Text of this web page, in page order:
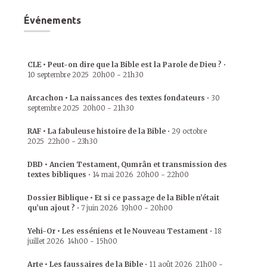
Événements
CLE • Peut-on dire que la Bible est la Parole de Dieu ? •
10 septembre 2025 20h00 - 21h30
Arcachon • La naissances des textes fondateurs • 30
septembre 2025 20h00 - 21h30
RAF • La fabuleuse histoire de la Bible • 29 octobre
2025 22h00 - 23h30
DBD • Ancien Testament, Qumrân et transmission des
textes bibliques • 14 mai 2026 20h00 - 22h00
Dossier Biblique • Et si ce passage de la Bible n’était
qu’un ajout ? • 7 juin 2026 19h00 - 20h00
Yehi-Or • Les esséniens et le Nouveau Testament • 18
juillet 2026 14h00 - 15h00
Arte • Les faussaires de la Bible • 11 août 2026 21h00 -